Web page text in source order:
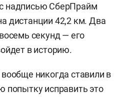
надписью СберПрайм
дистанции 42,2 км. Два
секунд — его
в историю.
никогда ставили в
попытку исправить это